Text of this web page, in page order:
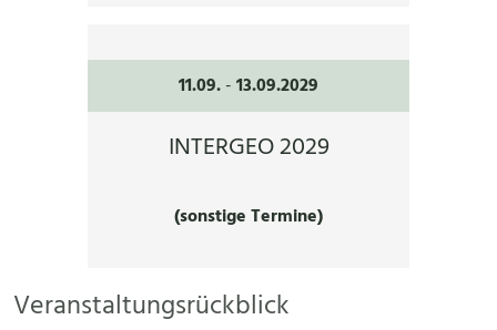
11.09.-13.09.2029
INTERGEO 2029
(sonstige Termine)
Veranstaltungsrückblick